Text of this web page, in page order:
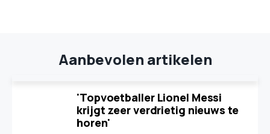
Aanbevolen artikelen
'Topvoetballer Lionel Messi
krijgt zeer verdrietig nieuws te
horen'